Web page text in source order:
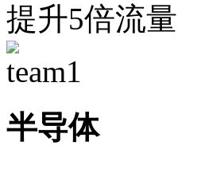
提升5倍流量
半导体